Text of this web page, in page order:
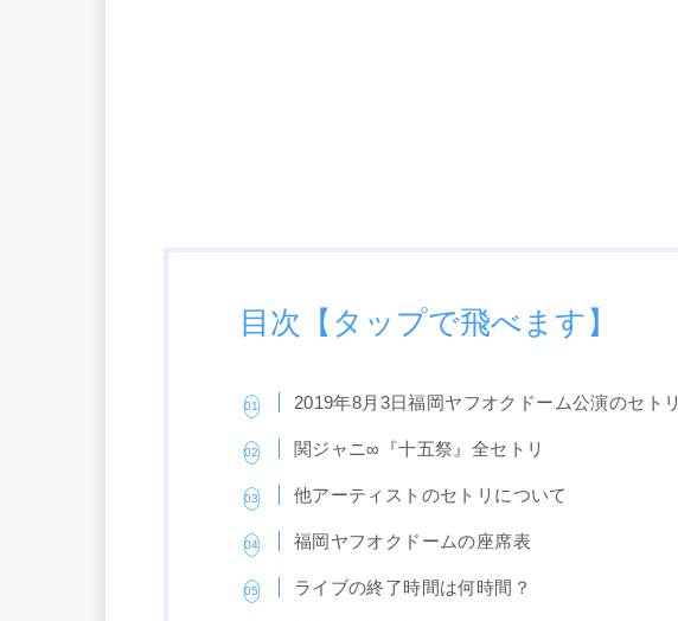
目次【タップで飛べます】
2019年8月3日福岡ヤフオクドーム公演のセトリ
関ジャニ∞『十五祭』全セトリ
他アーティストのセトリについて
福岡ヤフオクドームの座席表
ライブの終了時間は何時間？